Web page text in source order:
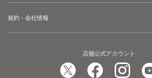
規約・会社情報
店舗公式アカウント